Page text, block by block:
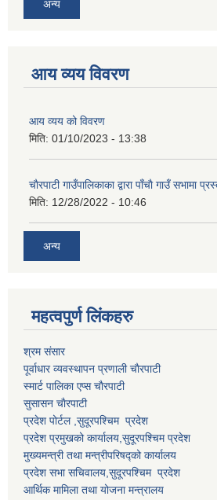
अन्य
आय व्यय विवरण
आय व्यय को विवरण
मिति: 01/10/2023 - 13:38
चाैरपाटी गाउँपालिकाका द्वारा पाँचाै गाउँ सभामा
मिति: 12/28/2022 - 10:46
अन्य
महत्वपुर्ण लि‌ंकहरु
श्रम संसार
पूर्वाधार व्यवस्थापन प्रणाली चाैरपाटी
स्मार्ट पालिका एप्स चाैरपाटी
सुसासन चाैरपाटी
प्रदेश पोर्टल ,सुदूरपश्चिम प्रदेश
प्रदेश प्रमुखको कार्यालय,सुदूरपश्चिमप्रदेश
मुख्यमन्त्री तथा मन्त्रीपरिषद्को कार्यालय
प्रदेश सभा सचिवालय,सुदूरपश्चिम प्रदेश
आर्थिक मामिला तथा योजना मन्त्रालय